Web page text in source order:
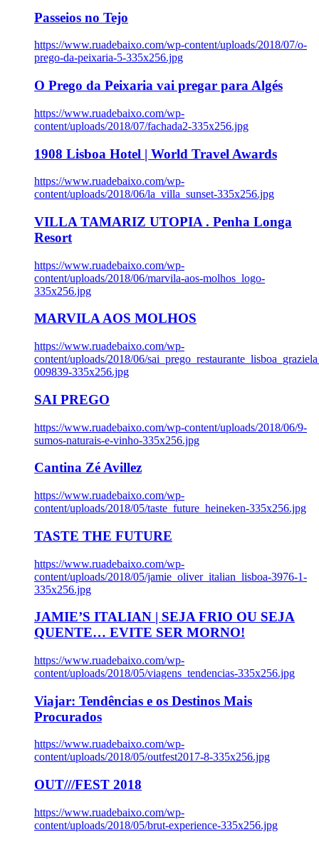
Passeios no Tejo
https://www.ruadebaixo.com/wp-content/uploads/2018/07/o-
prego-da-peixaria-5-335x256.jpg
O Prego da Peixaria vai pregar para Algés
https://www.ruadebaixo.com/wp-
content/uploads/2018/07/fachada2-335x256.jpg
1908 Lisboa Hotel | World Travel Awards
https://www.ruadebaixo.com/wp-
content/uploads/2018/06/la_villa_sunset-335x256.jpg
VILLA TAMARIZ UTOPIA . Penha Longa
Resort
https://www.ruadebaixo.com/wp-
content/uploads/2018/06/marvila-aos-molhos_logo-
335x256.jpg
MARVILA AOS MOLHOS
https://www.ruadebaixo.com/wp-
content/uploads/2018/06/
009839-335x256.jpg
SAI PREGO
https://www.ruadebaixo.com/wp-content/uploads/2018/06/9-
sumos-naturais-e-vinho-335x256.jpg
Cantina Zé Avillez
https://www.ruadebaixo.com/wp-
content/uploads/2018/05/taste_future_heineken-335x256.jpg
TASTE THE FUTURE
https://www.ruadebaixo.com/wp-
content/uploads/2018/05/jamie_oliver_italian_lisboa-3976-1-
335x256.jpg
JAMIE’S ITALIAN | SEJA FRIO OU SEJA
QUENTE… EVITE SER MORNO!
https://www.ruadebaixo.com/wp-
content/uploads/2018/05/viagens_tendencias-335x256.jpg
Viajar: Tendências e os Destinos Mais
Procurados
https://www.ruadebaixo.com/wp-
content/uploads/2018/05/outfest2017-8-335x256.jpg
OUT///FEST 2018
https://www.ruadebaixo.com/wp-
content/uploads/2018/05/brut-experience-335x256.jpg